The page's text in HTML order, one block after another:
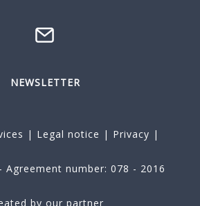
NEWSLETTER
| Legal notice | Privacy |
Agreement number: 078 - 2016
by our partner